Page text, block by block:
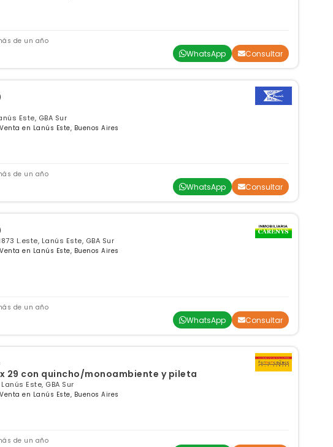
de un año
WhatsApp Consultar
Este, GBA Sur
en Lanús Este, Buenos Aires
de un año
WhatsApp Consultar
L.este, Lanús Este, GBA Sur
en Lanús Este, Buenos Aires
de un año
WhatsApp Consultar
29 con quincho/monoambiente y pileta
Este, GBA Sur
en Lanús Este, Buenos Aires
de un año